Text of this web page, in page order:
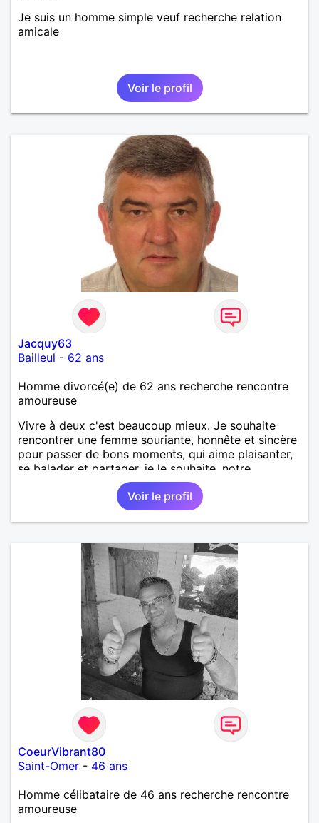
Je suis un homme simple veuf recherche relation
amicale
Voir le profil
Jacquy63
Bailleul - 62 ans
Homme divorcé(e) de 62 ans recherche rencontre
amoureuse
Vivre à deux c'est beaucoup mieux. Je souhaite
rencontrer une femme souriante, honnête et sincère
pour passer de bons moments, qui aime plaisanter,
se balader et partager, je le souhaite, notre
complicité. J'aime beaucoup les chantiers de
randonnée pour se défouler, se relaxer, se détendre
et finalement prendre du bon temps. C'est difficile
de tout dire en quelques lignes. En revanche, vous
d'informations. A bientôt
Voir le profil
CoeurVibrant80
Saint-Omer - 46 ans
Homme célibataire de 46 ans recherche rencontre
amoureuse